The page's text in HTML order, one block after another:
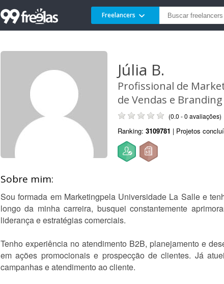
Freelancers
Júlia B.
Profissional de
de Vendas e Branding
(0.0 - 0 avaliações)
Ranking: 3109781 | Projetos
Sobre mim:
Sou formada em Marketingpela Universidade La Salle e
longo da minha carreira, busquei constantemente
liderança e estratégias comerciais.
Tenho experiência no atendimento B2B, planejamento e
em ações promocionais e prospecção de clientes. Já
campanhas e atendimento ao cliente.